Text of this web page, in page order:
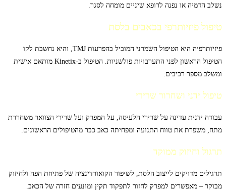
נשלב הדמיה או נפנה לרופא שיניים מומחה לסגר.
טיפול פיזיותרפי בכאבים בלסת
פיזיותרפיה היא הטיפול השמרני המוביל בהפרעות TMJ, והיא נחשבת לקו
הטיפול הראשון לפני התערבויות פולשניות. הטיפול ב-Kinetix מותאם אישית
ומשלב מספר רכיבים:
טיפול ידני ושחרור שרירי
עבודה ידנית עדינה על שרירי הלעיסה, על המפרק ועל שרירי הצוואר משחררת
מתח, משפרת את טווח התנועה ומפחיתה כאב כבר מהטיפולים הראשונים.
תרגול וחיזוק ממוקד
תרגילים מדויקים לייצוב הלסת, לשיפור הקואורדינציה של פתיחת הפה ולחיזוק
מבוקר – מאפשרים למפרק לחזור לתפקוד תקין ומונעים חזרה של הכאב.